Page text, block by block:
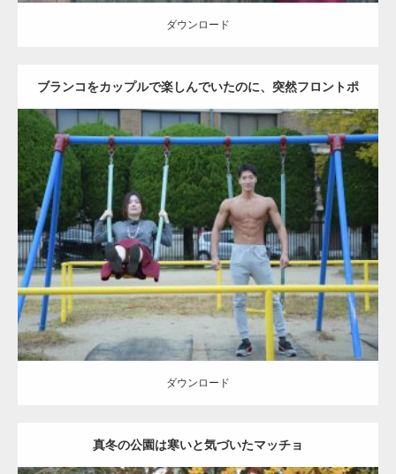
ダウンロード
ブランコをカップルで楽しんでいたのに、突然フロントポ
ーズをするマッチョ
Update: 2021.07.6
Category:公園のマッチョ その他 AKIHITO(細マッチョ) 腹筋 大胸筋
ダウンロード
ダウンロード
真冬の公園は寒いと気づいたマッチョ